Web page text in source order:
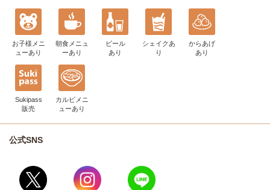
お子様メニ
ューあり
朝食メニュ
ーあり
ビール
あり
シェイク あ
り
からあげ
あり
Sukipass
販売
カルビメニ
ューあり
公式SNS